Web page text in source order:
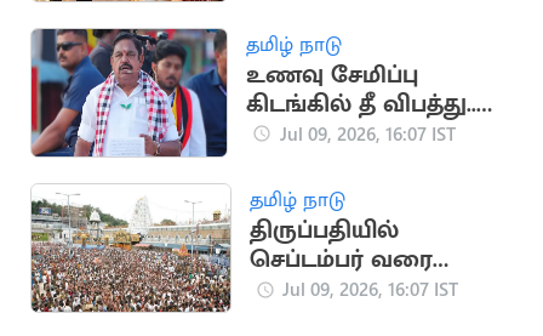
தமிழ் நாடு
உணவு சேமிப்பு
கிடங்கில் தீ விபத்து..
விசாரணை நடத்த
Jul 09, 2026, 16:07 IST
தமிழ் நாடு
திருப்பதியில்
செப்டம்பர் வரை
‘வி.ஐ.பி. பிரேக்
Jul 09, 2026, 16:07 IST